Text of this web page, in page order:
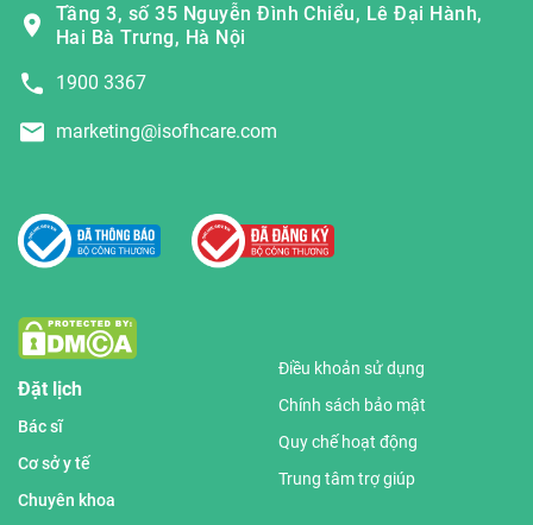
Tầng 3, số 35 Nguyễn Đình Chiểu, Lê Đại Hành,
Hai Bà Trưng, Hà Nội
1900 3367
marketing@isofhcare.com
Đặt lịch
Bác sĩ
Cơ sở y tế
Chuyên khoa
Điều khoản sử dụng
Chính sách bảo mật
Quy chế hoạt động
Trung tâm trợ giúp